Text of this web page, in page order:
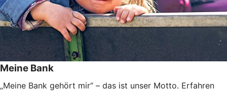
Meine Bank
„Meine Bank gehört mir“ – das ist unser Motto. Erfahren